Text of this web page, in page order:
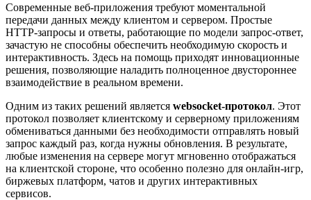
Современные веб-приложения требуют моментальной
передачи данных между клиентом и сервером. Простые
HTTP-запросы и ответы, работающие по модели запрос-ответ,
зачастую не способны обеспечить необходимую скорость и
интерактивность. Здесь на помощь приходят инновационные
решения, позволяющие наладить полноценное двустороннее
взаимодействие в реальном времени.
Одним из таких решений является websocket-протокол. Этот
протокол позволяет клиентскому и серверному приложениям
обмениваться данными без необходимости отправлять новый
запрос каждый раз, когда нужны обновления. В результате,
любые изменения на сервере могут мгновенно отображаться
на клиентской стороне, что особенно полезно для онлайн-игр,
биржевых платформ, чатов и других интерактивных
сервисов.